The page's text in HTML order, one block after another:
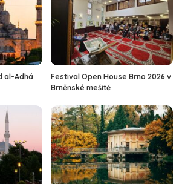
al-Adhá
Festival Open House Brno 2026 v
Brněnské mešitě